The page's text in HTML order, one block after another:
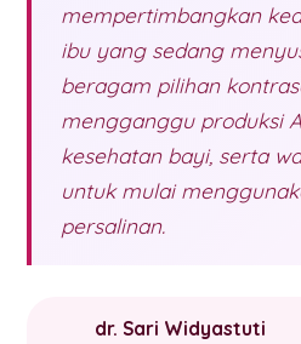
mempertimbangkan
ibu yang sedang
beragam pilihan
mengganggu produksi
kesehatan bayi, serta
untuk mulai
persalinan.
dr. Sari Widyastuti